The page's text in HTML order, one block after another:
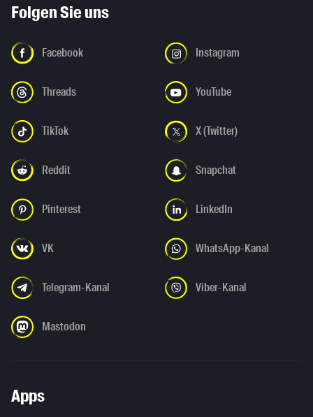
Folgen Sie uns
Facebook Instagram
Threads YouTube
TikTok X (Twitter)
Reddit Snapchat
Pinterest LinkedIn
VK WhatsApp-Kanal
Telegram-Kanal Viber-Kanal
Mastodon
Apps